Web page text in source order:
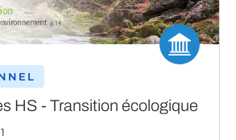
HS - Transition écologique